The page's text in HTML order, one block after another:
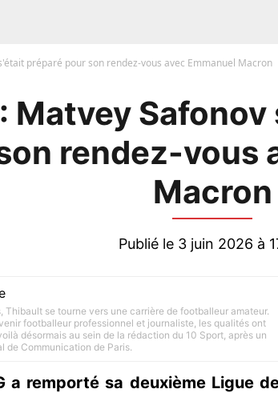
préparé pour son rendez-vous avec Emmanuel Macron
: Matvey
rendez-vous
Macron
Publié le 3 juin 2026 à
Thibault se tourne vers une carrière de footballeur amateur.
footballeur professionnel et journaliste, les qualités ont
désormais au sein de la rédaction du 10 Sport, après un
de Communication de Paris.
a remporté sa deuxième Ligue